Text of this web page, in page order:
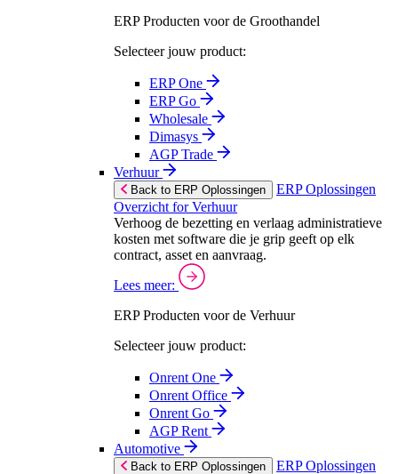
ERP Producten voor de Groothandel
Selecteer jouw product:
ERP One
ERP Go
Wholesale
Dimasys
AGP Trade
Verhuur
Back to ERP Oplossingen
ERP Oplossingen
Overzicht for Verhuur
Verhoog de bezetting en verlaag administratieve
kosten met software die je grip geeft op elk
contract, asset en aanvraag.
Lees meer:
ERP Producten voor de Verhuur
Selecteer jouw product:
Onrent One
Onrent Office
Onrent Go
AGP Rent
Automotive
Back to ERP Oplossingen
ERP Oplossingen